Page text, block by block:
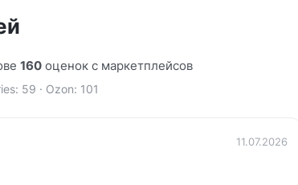
160 оценок с маркетплейсов
59 · Ozon: 101
11.07.2026